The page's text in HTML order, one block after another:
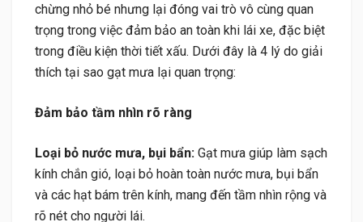
chừng nhỏ bé nhưng lại đóng vai trò vô cùng quan
trọng trong việc đảm bảo an toàn khi lái xe, đặc biệt
trong điều kiện thời tiết xấu. Dưới đây là 4 lý do giải
thích tại sao gạt mưa lại quan trọng:
Đảm bảo tầm nhìn rõ ràng
Loại bỏ nước mưa, bụi bẩn: Gạt mưa giúp làm sạch
kính chắn gió, loại bỏ hoàn toàn nước mưa, bụi bẩn
và các hạt bám trên kính, mang đến tầm nhìn rộng và
rõ nét cho người lái.